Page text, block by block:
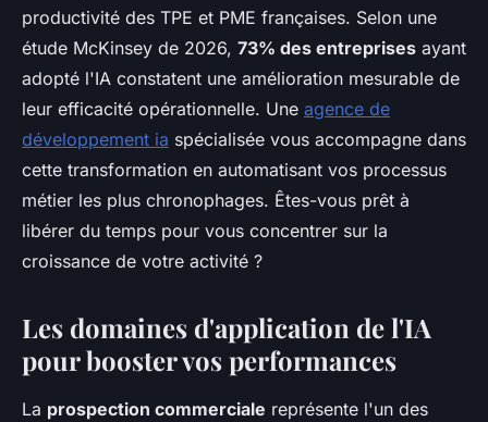
productivité des TPE et PME françaises. Selon une
étude McKinsey de 2026, 73% des entreprises ayant
adopté l'IA constatent une amélioration mesurable de
leur efficacité opérationnelle. Une agence de
développement ia spécialisée vous accompagne dans
cette transformation en automatisant vos processus
métier les plus chronophages. Êtes-vous prêt à
libérer du temps pour vous concentrer sur la
croissance de votre activité ?
Les domaines d'application de l'IA
pour booster vos performances
La prospection commerciale représente l'un des